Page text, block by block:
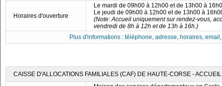
Horaires d'ouverture
Le mardi de 09h00 à 12h00 et de 13h00 à
Le jeudi de 09h00 à 12h00 et de 13h00 à
(Note: Accueil uniquement sur rendez-vous,
vendredi de 8h à 12h et de 13h à 16h.)
Plus d'informations : téléphone, adresse, horaires,
CAISSE D'ALLOCATIONS FAMILIALES (CAF) DE HAUTE-CORSE -